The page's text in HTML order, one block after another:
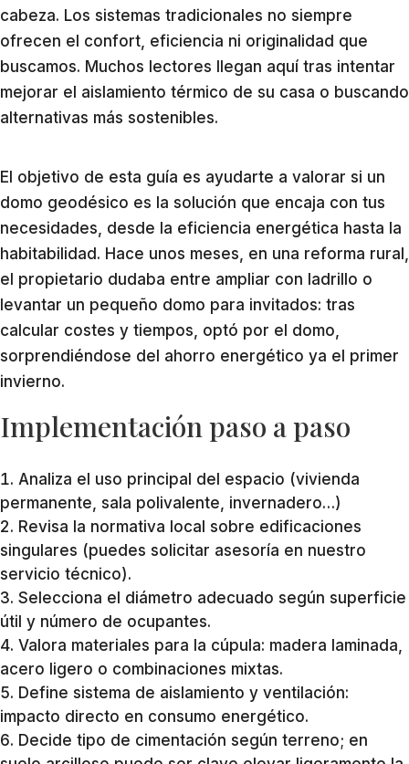
cabeza. Los sistemas tradicionales no siempre
ofrecen el confort, eficiencia ni originalidad que
buscamos. Muchos lectores llegan aquí tras intentar
mejorar el aislamiento térmico de su casa o buscando
alternativas más sostenibles.
El objetivo de esta guía es ayudarte a valorar si un
domo geodésico es la solución que encaja con tus
necesidades, desde la eficiencia energética hasta la
habitabilidad. Hace unos meses, en una reforma rural,
el propietario dudaba entre ampliar con ladrillo o
levantar un pequeño domo para invitados: tras
calcular costes y tiempos, optó por el domo,
sorprendiéndose del ahorro energético ya el primer
invierno.
Implementación paso a paso
Analiza el uso principal del espacio (vivienda
permanente, sala polivalente, invernadero…)
Revisa la normativa local sobre edificaciones
singulares (puedes solicitar asesoría en nuestro
servicio técnico).
Selecciona el diámetro adecuado según superficie
útil y número de ocupantes.
Valora materiales para la cúpula: madera laminada,
acero ligero o combinaciones mixtas.
Define sistema de aislamiento y ventilación:
impacto directo en consumo energético.
Decide tipo de cimentación según terreno; en